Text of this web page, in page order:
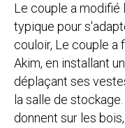
Le couple a modifié
typique pour
couloir, Le couple a
Akim, en installant
déplaçant ses
la salle de
donnent sur les